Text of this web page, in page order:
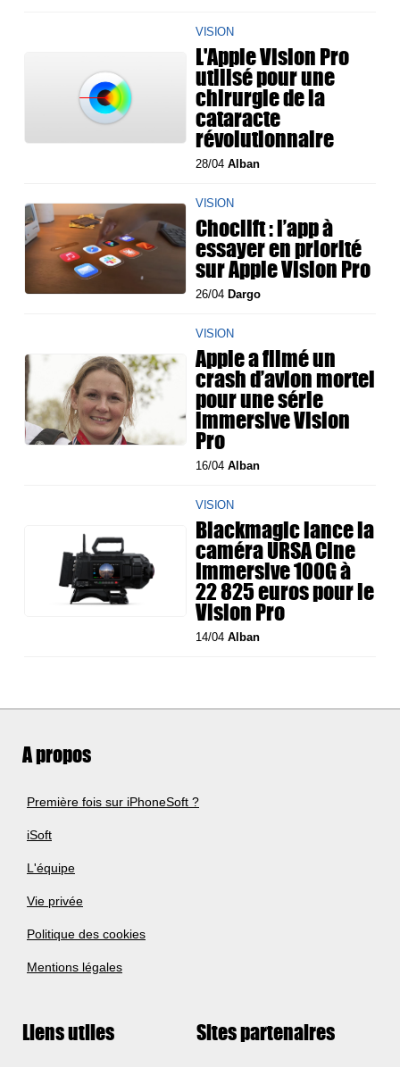
VISION
L'Apple Vision Pro
utilisé pour une
chirurgie de la
cataracte
révolutionnaire
28/04Alban
VISION
Choclift : l’app à
essayer en priorité
sur Apple Vision Pro
26/04 Dargo
VISION
Apple a filmé un
crash d’avion mortel
pour une série
immersive Vision
Pro
16/04Alban
VISION
Blackmagic lance la
caméra URSA Cine
Immersive 100G à
22 825 euros pour le
Vision Pro
14/04Alban
A propos
Première fois sur iPhoneSoft ?
iSoft
L'équipe
Vie privée
Politique des cookies
Mentions légales
Liens utiles Sites partenaires